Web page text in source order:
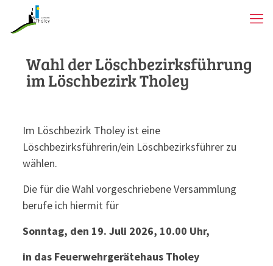
Wahl der Löschbezirksführung
im Löschbezirk Tholey
Im Löschbezirk Tholey ist eine
Löschbezirksführerin/ein Löschbezirksführer zu
wählen.
Die für die Wahl vorgeschriebene Versammlung
berufe ich hiermit für
Sonntag, den 19. Juli 2026, 10.00 Uhr,
in das Feuerwehrgerätehaus Tholey